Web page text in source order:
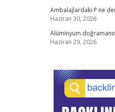
Ambalajlardaki P ne
Haziran 30, 2026
Alüminyum
Haziran 29, 2026